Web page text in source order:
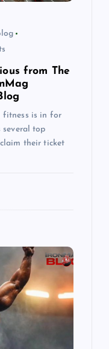
from The
fitness is in for
top
their ticket